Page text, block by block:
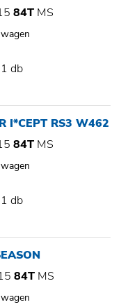
84T MS
db
I*CEPT RS3 W462
84T MS
db
84T MS